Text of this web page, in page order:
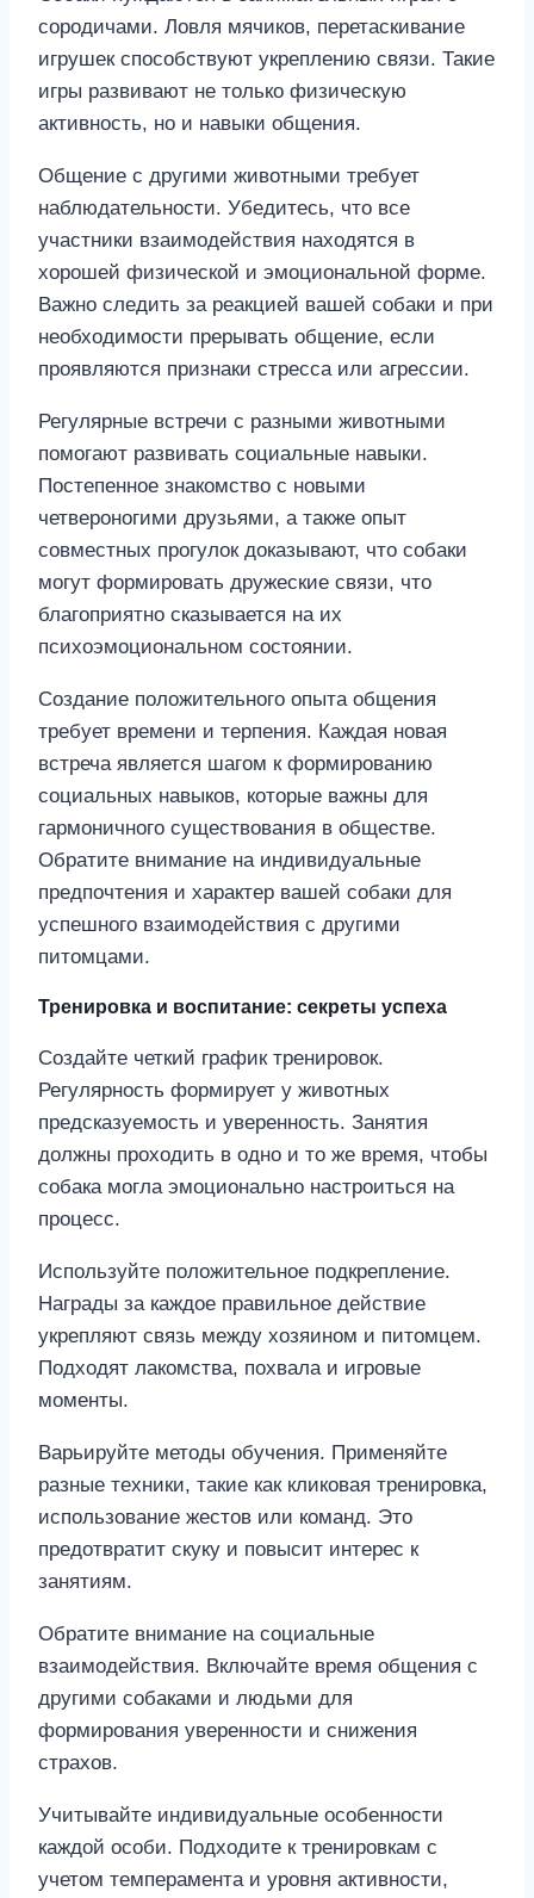
сородичами. Ловля мячиков, перетаскивание
игрушек способствуют укреплению связи. Такие
игры развивают не только физическую
активность, но и навыки общения.
Общение с другими животными требует
наблюдательности. Убедитесь, что все
участники взаимодействия находятся в
хорошей физической и эмоциональной форме.
Важно следить за реакцией вашей собаки и при
необходимости прерывать общение, если
проявляются признаки стресса или агрессии.
Регулярные встречи с разными животными
помогают развивать социальные навыки.
Постепенное знакомство с новыми
четвероногими друзьями, а также опыт
совместных прогулок доказывают, что собаки
могут формировать дружеские связи, что
благоприятно сказывается на их
психоэмоциональном состоянии.
Создание положительного опыта общения
требует времени и терпения. Каждая новая
встреча является шагом к формированию
социальных навыков, которые важны для
гармоничного существования в обществе.
Обратите внимание на индивидуальные
предпочтения и характер вашей собаки для
успешного взаимодействия с другими
питомцами.
Тренировка и воспитание: секреты успеха
Создайте четкий график тренировок.
Регулярность формирует у животных
предсказуемость и уверенность. Занятия
должны проходить в одно и то же время, чтобы
собака могла эмоционально настроиться на
процесс.
Используйте положительное подкрепление.
Награды за каждое правильное действие
укрепляют связь между хозяином и питомцем.
Подходят лакомства, похвала и игровые
моменты.
Варьируйте методы обучения. Применяйте
разные техники, такие как кликовая тренировка,
использование жестов или команд. Это
предотвратит скуку и повысит интерес к
занятиям.
Обратите внимание на социальные
взаимодействия. Включайте время общения с
другими собаками и людьми для
формирования уверенности и снижения
страхов.
Учитывайте индивидуальные особенности
каждой особи. Подходите к тренировкам с
учетом темперамента и уровня активности,